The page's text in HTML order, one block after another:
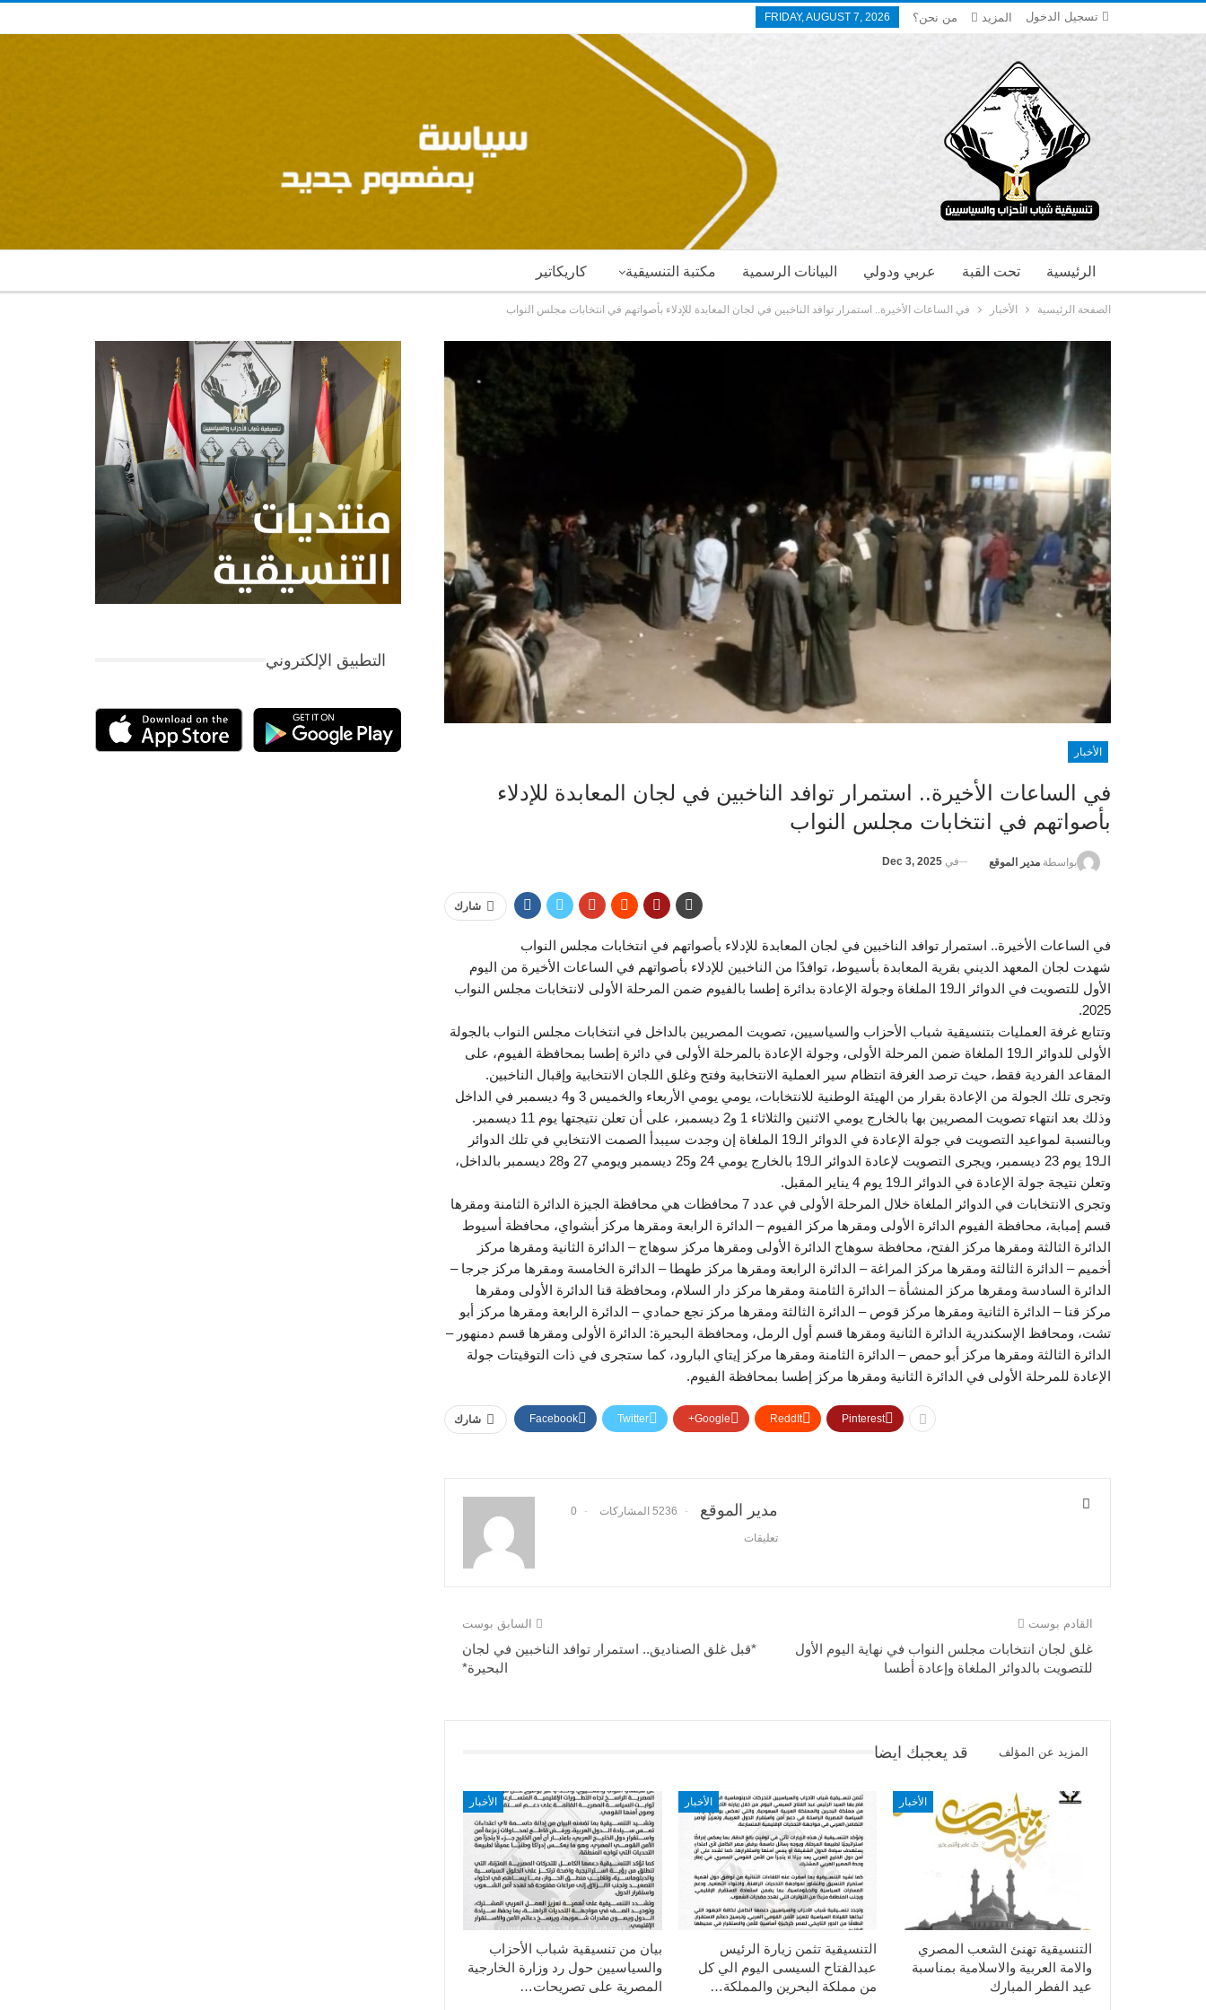
تسجيل الدخول FRIDAY, AUGUST 7, 2026 من نحن؟ المزيد
كاريكاتير مكتبة التنسيقية البيانات الرسمية عربي ودولي تحت القبة الرئيسية
الصفحة الرئيسية الأخبار في الساعات الأخيرة.. استمرار توافد الناخبين في لجان المعابدة للإدلاء بأصواتهم في انتخابات مجلس النواب
الأخبار
في الساعات الأخيرة.. استمرار توافد الناخبين في لجان المعابدة للإدلاء
بأصواتهم في انتخابات مجلس النواب
بواسطة مدير الموقع في Dec 3, 2025
شارك
في الساعات الأخيرة.. استمرار توافد الناخبين في لجان المعابدة للإدلاء بأصواتهم في انتخابات مجلس النواب
شهدت لجان المعهد الديني بقرية المعابدة بأسيوط، توافدًا من الناخبين للإدلاء بأصواتهم في الساعات الأخيرة من اليوم
الأول للتصويت في الدوائر الـ19 الملغاة وجولة الإعادة بدائرة إطسا بالفيوم ضمن المرحلة الأولى لانتخابات مجلس النواب
2025.
وتتابع غرفة العمليات بتنسيقية شباب الأحزاب والسياسيين، تصويت المصريين بالداخل في انتخابات مجلس النواب بالجولة
الأولى للدوائر الـ19 الملغاة ضمن المرحلة الأولى، وجولة الإعادة بالمرحلة الأولى في دائرة إطسا بمحافظة الفيوم، على
المقاعد الفردية فقط، حيث ترصد الغرفة انتظام سير العملية الانتخابية وفتح وغلق اللجان الانتخابية وإقبال الناخبين.
وتجرى تلك الجولة من الإعادة بقرار من الهيئة الوطنية للانتخابات، يومي يومي الأربعاء والخميس 3 و4 ديسمبر في الداخل
وذلك بعد انتهاء تصويت المصريين بها بالخارج يومي الاثنين والثلاثاء 1 و2 ديسمبر، على أن تعلن نتيجتها يوم 11 ديسمبر.
وبالنسبة لمواعيد التصويت في جولة الإعادة في الدوائر الـ19 الملغاة إن وجدت سيبدأ الصمت الانتخابي في تلك الدوائر
الـ19 يوم 23 ديسمبر، ويجرى التصويت لإعادة الدوائر الـ19 بالخارج يومي 24 و25 ديسمبر ويومي 27 و28 ديسمبر بالداخل،
وتعلن نتيجة جولة الإعادة في الدوائر الـ19 يوم 4 يناير المقبل.
وتجرى الانتخابات في الدوائر الملغاة خلال المرحلة الأولى في عدد 7 محافظات هي محافظة الجيزة الدائرة الثامنة ومقرها
قسم إمبابة، محافظة الفيوم الدائرة الأولى ومقرها مركز الفيوم – الدائرة الرابعة ومقرها مركز أبشواي، محافظة أسيوط
الدائرة الثالثة ومقرها مركز الفتح، محافظة سوهاج الدائرة الأولى ومقرها مركز سوهاج – الدائرة الثانية ومقرها مركز
أخميم – الدائرة الثالثة ومقرها مركز المراغة – الدائرة الرابعة ومقرها مركز طهطا – الدائرة الخامسة ومقرها مركز جرجا –
الدائرة السادسة ومقرها مركز المنشأة – الدائرة الثامنة ومقرها مركز دار السلام، ومحافظة قنا الدائرة الأولى ومقرها
مركز قنا – الدائرة الثانية ومقرها مركز قوص – الدائرة الثالثة ومقرها مركز نجع حمادي – الدائرة الرابعة ومقرها مركز أبو
تشت، ومحافظ الإسكندرية الدائرة الثانية ومقرها قسم أول الرمل، ومحافظة البحيرة: الدائرة الأولى ومقرها قسم دمنهور –
الدائرة الثالثة ومقرها مركز أبو حمص – الدائرة الثامنة ومقرها مركز إيتاي البارود، كما ستجرى في ذات التوقيتات جولة
الإعادة للمرحلة الأولى في الدائرة الثانية ومقرها مركز إطسا بمحافظة الفيوم.
شارك Facebook Twitter Google+ ReddIt Pinterest
مدير الموقع 5236 المشاركات 0
تعليقات
السابق بوست
*قبل غلق الصناديق.. استمرار توافد الناخبين في لجان
البحيرة*
القادم بوست
غلق لجان انتخابات مجلس النواب في نهاية اليوم الأول
للتصويت بالدوائر الملغاة وإعادة أطسا
قد يعجبك ايضا المزيد عن المؤلف
الأخبار
بيان من تنسيقية شباب الأحزاب
والسياسيين حول رد وزارة الخارجية
المصرية على تصريحات…
الأخبار
التنسيقية تثمن زيارة الرئيس
عبدالفتاح السيسى اليوم الي كل
من مملكة البحرين والمملكة…
الأخبار
التنسيقية تهنئ الشعب المصري
والامة العربية والاسلامية بمناسبة
عيد الفطر المبارك
التطبيق الإلكتروني